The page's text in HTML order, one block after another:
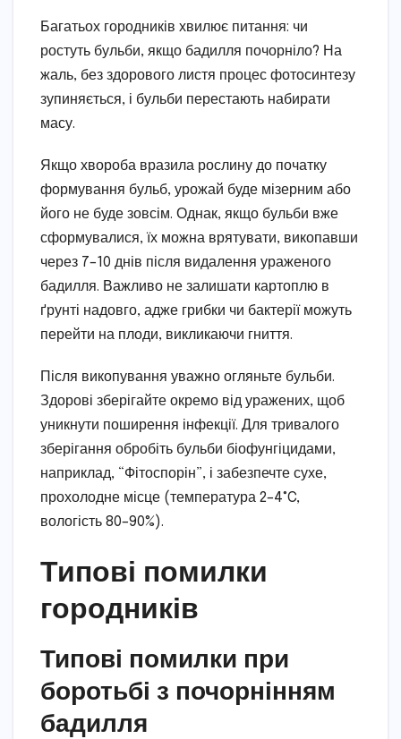
Багатьох городників хвилює питання: чи
ростуть бульби, якщо бадилля почорніло? На
жаль, без здорового листя процес фотосинтезу
зупиняється, і бульби перестають набирати
масу.
Якщо хвороба вразила рослину до початку
формування бульб, урожай буде мізерним або
його не буде зовсім. Однак, якщо бульби вже
сформувалися, їх можна врятувати, викопавши
через 7–10 днів після видалення ураженого
бадилля. Важливо не залишати картоплю в
ґрунті надовго, адже грибки чи бактерії можуть
перейти на плоди, викликаючи гниття.
Після викопування уважно огляньте бульби.
Здорові зберігайте окремо від уражених, щоб
уникнути поширення інфекції. Для тривалого
зберігання обробіть бульби біофунгіцидами,
наприклад, “Фітоспорін”, і забезпечте сухе,
прохолодне місце (температура 2–4°C,
вологість 80–90%).
Типові помилки
городників
Типові помилки при
боротьбі з почорнінням
бадилля